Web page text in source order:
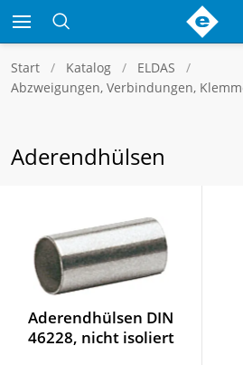
Start Katalog
ELDAS
Abzweigungen, Verbindungen,
Aderendhülsen
Aderendhülsen DIN
46228, nicht isoliert